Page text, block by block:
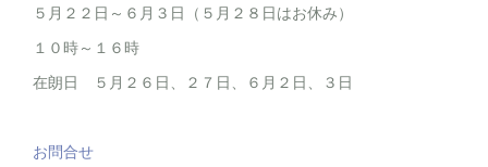
５月２２日～６月３日（５月２８日はお休み）
１０時～１６時
在朗日 ５月２６日、２７日、６月２日、３日
お問合せ